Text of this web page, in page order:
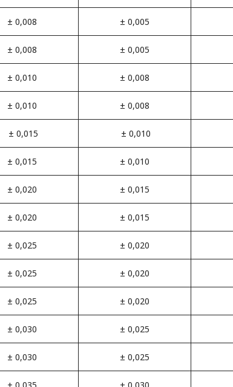
± 0,008 ± 0,005
± 0,008 ± 0,005
± 0,010 ± 0,008
± 0,010 ± 0,008
± 0,015 ± 0,010
± 0,015 ± 0,010
± 0,020 ± 0,015
± 0,020 ± 0,015
± 0,025 ± 0,020
± 0,025 ± 0,020
± 0,025 ± 0,020
± 0,030 ± 0,025
± 0,030 ± 0,025